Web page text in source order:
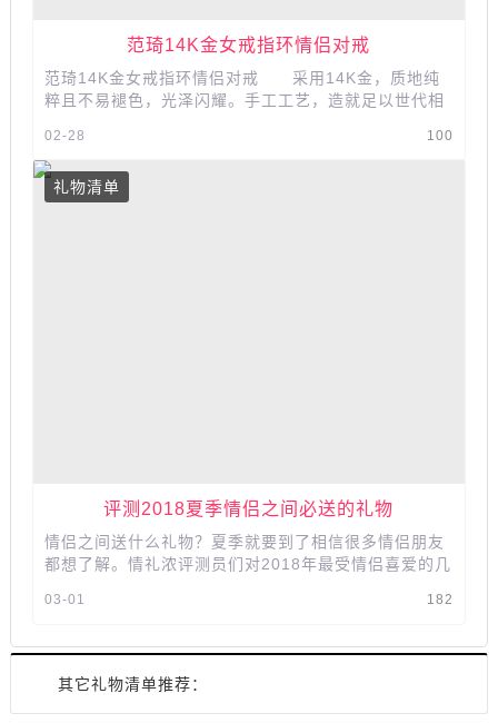
范琦14K金女戒指环情侣对戒
范琦14K金女戒指环情侣对戒 采用14K金，质地纯
粹且不易褪色，光泽闪耀。手工工艺，造就足以世代相
100
02-28
礼物清单
评测2018夏季情侣之间必送的礼物
情侣之间送什么礼物？夏季就要到了相信很多情侣朋友
都想了解。情礼浓评测员们对2018年最受情侣喜爱的几
182
03-01
其它礼物清单推荐：